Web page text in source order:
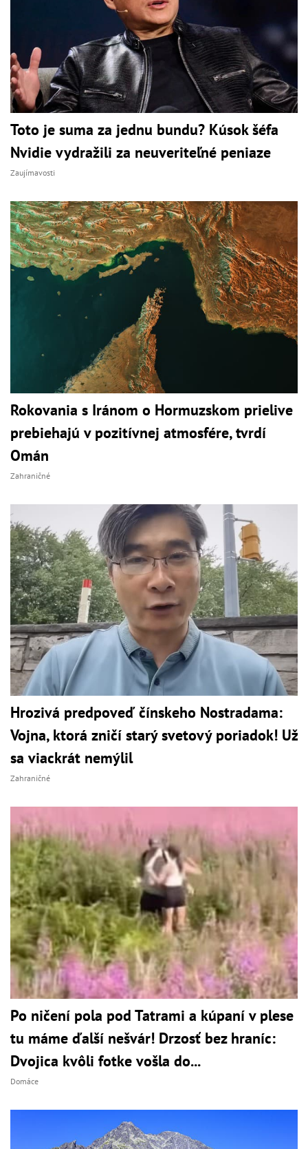
Toto je suma za jednu bundu? Kúsok šéfa
Nvidie vydražili za neuveriteľné peniaze
Zaujímavosti
Rokovania s Iránom o Hormuzskom prielive
prebiehajú v pozitívnej atmosfére, tvrdí
Omán
Zahraničné
Hrozivá predpoveď čínskeho Nostradama:
Vojna, ktorá zničí starý svetový poriadok! Už
sa viackrát nemýlil
Zahraničné
Po ničení pola pod Tatrami a kúpaní v plese
tu máme ďalší nešvár! Drzosť bez hraníc:
Dvojica kvôli fotke vošla do...
Domáce